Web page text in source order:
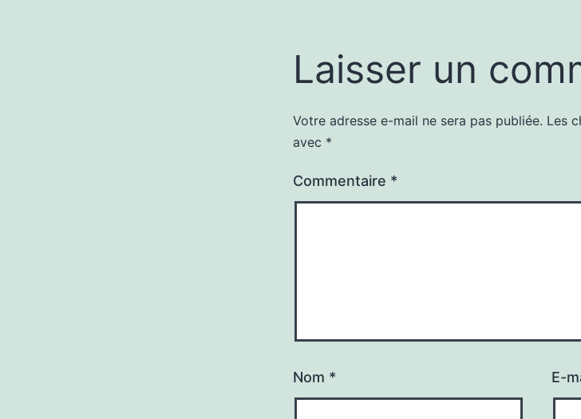
Laisser un
Votre adresse e-mail ne sera pas publiée. Les
avec *
Commentaire *
Nom * E-